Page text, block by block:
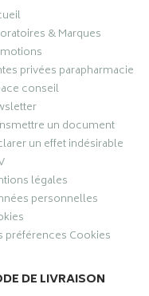
& Marques
privées parapharmacie
conseil
un document
un effet indésirable
légales
personnelles
préférences Cookies
DE LIVRAISON